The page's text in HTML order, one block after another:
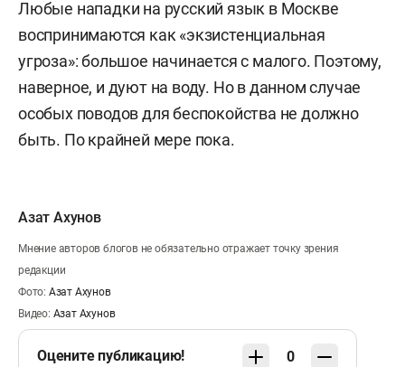
Любые нападки на русский язык в Москве
воспринимаются как «экзистенциальная
угроза»: большое начинается с малого. Поэтому,
наверное, и дуют на воду. Но в данном случае
особых поводов для беспокойства не должно
быть. По крайней мере пока.
Азат Ахунов
Мнение авторов блогов не обязательно отражает точку зрения
редакции
Фото: Азат Ахунов
Видео: Азат Ахунов
Оцените публикацию! 0